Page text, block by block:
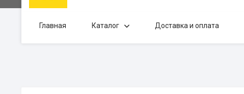
Главная Каталог Доставка и оплата